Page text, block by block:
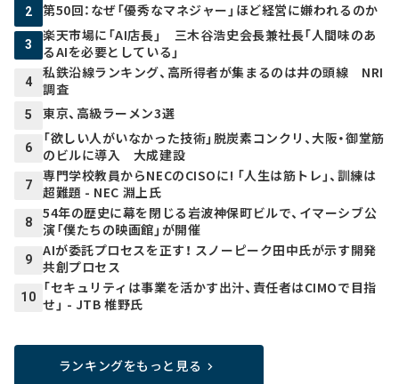
2 第50回：なぜ「優秀なマネジャー」ほど経営に嫌われるのか
3
楽天市場に「AI店長」 三木谷浩史会長兼社長「人間味のあ
るAIを必要としている」
4
私鉄沿線ランキング、高所得者が集まるのは井の頭線 NRI
調査
5 東京、高級ラーメン3選
6
「欲しい人がいなかった技術」脱炭素コンクリ、大阪・御堂筋
のビルに導入 大成建設
7
専門学校教員からNECのCISOに! 「人生は筋トレ」、訓練は
超難題 - NEC 淵上氏
8
54年の歴史に幕を閉じる岩波神保町ビルで、イマーシブ公
演「僕たちの映画館」が開催
9
AIが委託プロセスを正す！ スノーピーク田中氏が示す開発
共創プロセス
10
「セキュリティは事業を活かす出汁、責任者はCIMOで目指
せ」 - JTB 椎野氏
ランキングをもっと見る